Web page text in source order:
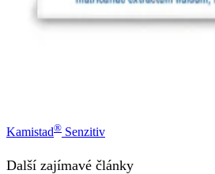
Kamistad® Senzitiv
Další zajímavé články